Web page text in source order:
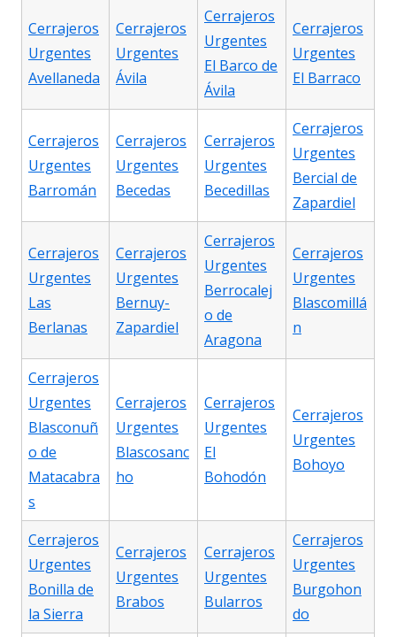
Cerrajeros
Urgentes
Avellaneda
Cerrajeros
Urgentes
Ávila
Cerrajeros
Urgentes
El Barco de
Ávila
Cerrajeros
Urgentes
El Barraco
Cerrajeros
Urgentes
Barromán
Cerrajeros
Urgentes
Becedas
Cerrajeros
Urgentes
Becedillas
Cerrajeros
Urgentes
Bercial de
Zapardiel
Cerrajeros
Urgentes
Las
Berlanas
Cerrajeros
Urgentes
Bernuy-
Zapardiel
Cerrajeros
Urgentes
Berrocalej
o de
Aragona
Cerrajeros
Urgentes
Blascomillá
n
Cerrajeros
Urgentes
Blasconuñ
o de
Matacabra
s
Cerrajeros
Urgentes
Blascosanc
ho
Cerrajeros
Urgentes
El
Bohodón
Cerrajeros
Urgentes
Bohoyo
Cerrajeros
Urgentes
Bonilla de
la Sierra
Cerrajeros
Urgentes
Brabos
Cerrajeros
Urgentes
Bularros
Cerrajeros
Urgentes
Burgohon
do